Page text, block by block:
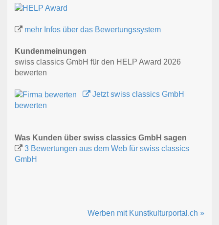
mehr Infos über das Bewertungssystem
Kundenmeinungen
swiss classics GmbH für den HELP Award 2026
bewerten
Jetzt swiss classics GmbH
bewerten
Was Kunden über swiss classics GmbH sagen
3 Bewertungen aus dem Web für swiss classics
GmbH
Werben mit Kunstkulturportal.ch »